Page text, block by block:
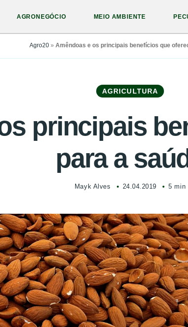
AGRONEGÓCIO MEIO AMBIENTE
Agro20» Amêndoas e os principais benefícios que
AGRICULTURA
principais
para a
Mayk Alves 24.04.2019 5 min